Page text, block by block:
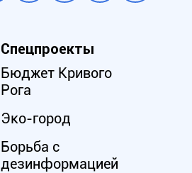
Спецпроекты
Бюджет Кривого
Рога
Эко-город
Борьба с
дезинформацией